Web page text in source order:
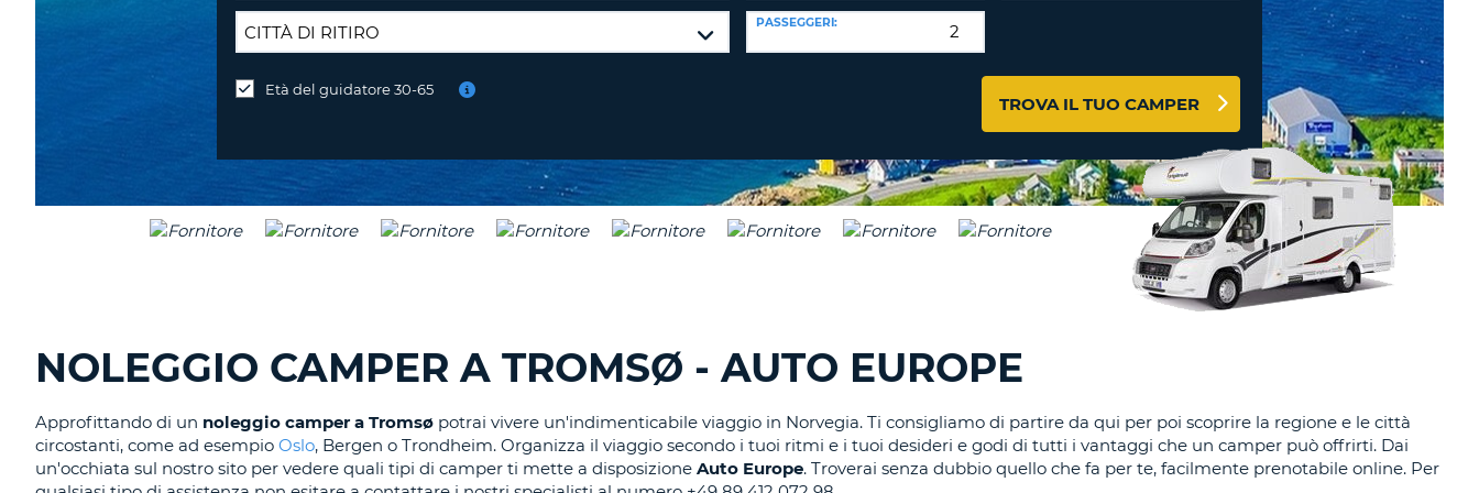
CARATTERI
ALMENO
MAIUSCOLO
UN
CARATTERE
MINUSCOLO
CARATTERE
NUOVA
PASSWORD
PASSWORD
CANCEL
AGENZIE DI VIAGGIO E AFFILIATI
Consegni
sede
diversa?
DI
RICONSEGNA:
PASSEGGERI:
Età del guidatore 30-65
TROVA IL TUO CAMPER
NOLEGGIO CAMPER A TROMSØ - AUTO EUROPE
Approfittando di un noleggio camper a Tromsø potrai vivere un'indimenticabile viaggio in Norvegia. Ti consigliamo di partire da qui per poi scoprire la regione e le città
circostanti, come ad esempio Oslo, Bergen o Trondheim. Organizza il viaggio secondo i tuoi ritmi e i tuoi desideri e godi di tutti i vantaggi che un camper può offrirti. Dai
un'occhiata sul nostro sito per vedere quali tipi di camper ti mette a disposizione Auto Europe. Troverai senza dubbio quello che fa per te, facilmente prenotabile online. Per